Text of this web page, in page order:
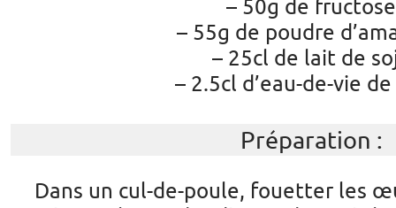
– 50g de fructose
– 55g de poudre
– 25cl de lait de
– 2.5cl d’eau-de-vie
Préparation :
Dans un cul-de-poule, fouetter les